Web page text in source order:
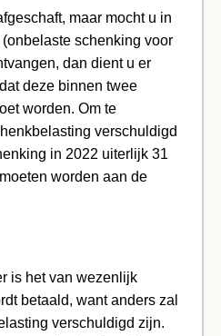
maar mocht u in
schenking voor
dan dient u er
deze binnen twee
worden. Om te
verschuldigd
in 2022 uiterlijk 31
worden aan de
is het van wezenlijk
betaald, want anders zal
verschuldigd zijn.